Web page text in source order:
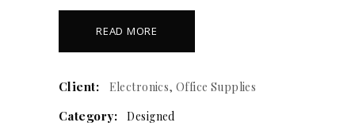
READ MORE
Client: Electronics, Office Supplies
Category: Designed